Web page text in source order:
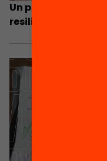
Un pla per a un
resilient, de